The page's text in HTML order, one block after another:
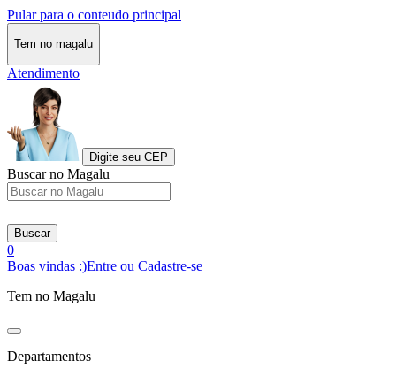
Pular para o conteudo principal
Tem no magalu
Atendimento
Digite seu CEP
Buscar no Magalu
Buscar
0
Boas vindas :)Entre ou Cadastre-se
Tem no Magalu
Departamentos